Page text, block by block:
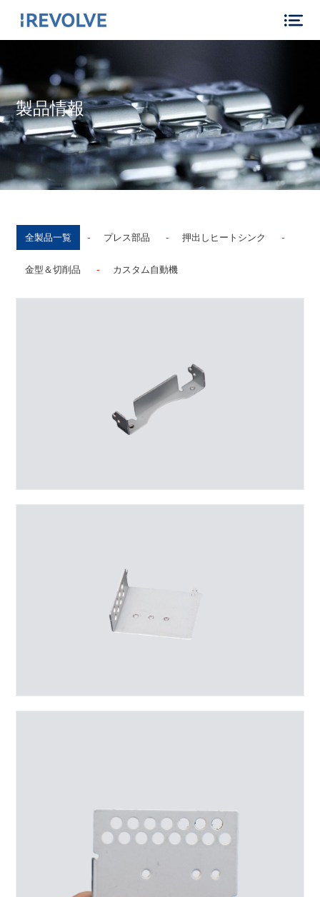
製品情報
全製品一覧 - プレス部品 - 押出しヒートシンク -
金型＆切削品 - カスタム自動機